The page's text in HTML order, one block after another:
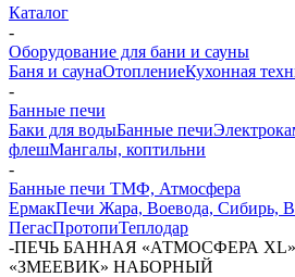
Каталог
-
Оборудование для бани и сауны
Баня и саунаОтоплениеКухонная
-
Банные печи
Баки для водыБанные печи
флешМангалы, коптильни
-
Банные печи ТМФ, Атмосфера
ЕрмакПечи Жара, Воевода, Сибирь,
ПегасПротопиТеплодар
-ПЕЧЬ БАННАЯ «АТМОСФЕРА
«ЗМЕЕВИК» НАБОРНЫЙ